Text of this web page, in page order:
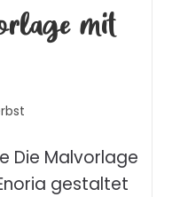
mit
Die Malvorlage
gestaltet